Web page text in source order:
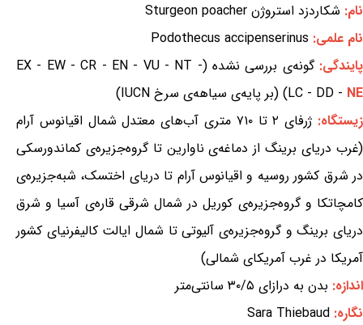
نام: شکاردزد استروژن Sturgeon poacher
نام علمی: Podothecus accipenserinus
پایندگی:
گونه‌ی بررسی نشده (EX - EW - CR - EN - VU - NT -
LC - DD - NE
) (بر پایه‌ی سیاهه‌ی سرخ IUCN)
زیستگاه:
ژرفای ۲ تا ۷۱۰ متری آب‌های معتدل شمال اقیانوس آرام
(غرب دریای برینگ از دماغه‌ی ناوارین تا گروه‌جزیره‌ی کماندورسکی
در شرق کشور روسیه و اقیانوس آرام تا دریای اختسک، شبه‌جزیره‌ی
کامچاتکا و گروه‌جزیره‌ی کوریل در شمال شرقی قاره‌ی آسیا و شرق
دریای برینگ و گروه‌جزیره‌ی آلیوتی تا شمال ایالت کالیفرنیای کشور
آمریکا در غرب آمریکای شمالی)
اندازه: بدن به درازای ۳۰/۵ سانتی‌متر
نگاره: Sara Thiebaud